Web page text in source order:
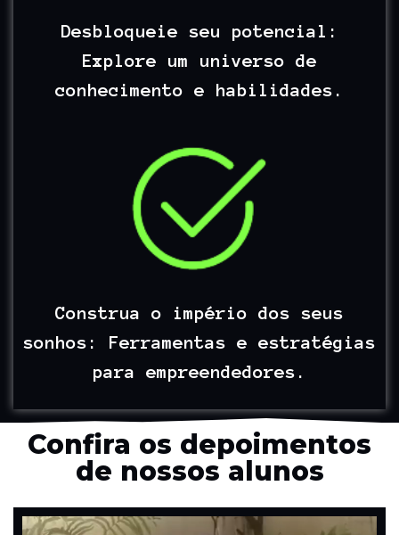
Desbloqueie seu potencial:
Explore um universo de
conhecimento e habilidades.
Construa o império dos seus
sonhos: Ferramentas e estratégias
para empreendedores.
Confira os depoimentos
de nossos alunos